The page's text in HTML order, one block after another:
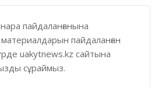
пайдаланғанына
пайдаланған
uakytnews.kz сайтына
сұраймыз.